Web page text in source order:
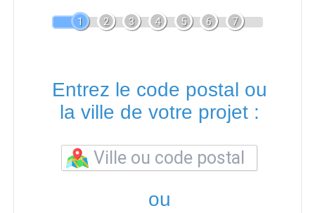
1 2 3 4 5 6 7
Entrez le code postal ou
la ville de votre projet :
ou